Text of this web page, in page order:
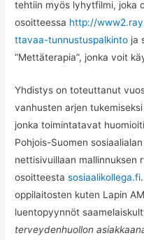
tehtiin myös lyhytfilmi, joka
osoitteessa http://
ttavaa-tunnustuspalkinto ja
”Mettäterapia”, jonka voit
Yhdistys on toteuttanut
vanhusten arjen
jonka toimintatavat
Pohjois-Suomen
nettisivuillaan mallinnuksen
osoitteestasosiaalikollega.fi
oppilaitosten kuten Lapin
luentopyynnöt
terveydenhuollon